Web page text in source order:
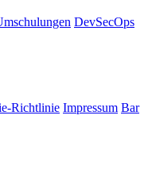
DevSecOps
Richtlinie Impressum Bar